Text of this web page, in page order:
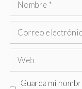
Correo
Web
Guarda mi